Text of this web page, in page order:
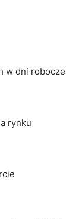
w dni robocze
rynku